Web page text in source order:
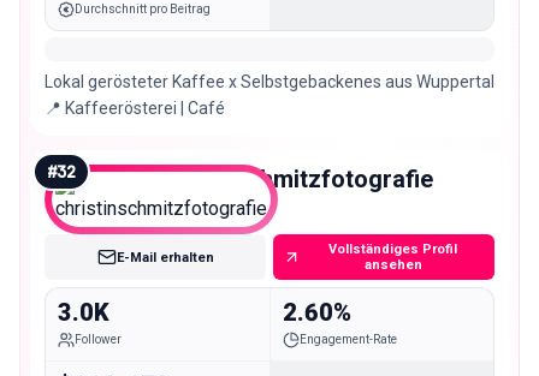
Durchschnitt pro Beitrag
Lokal gerösteter Kaffee x Selbstgebackenes aus Wuppertal
📍 Kaffeerösterei | Café
#32 christinschmitzfotografie
Nano
E-Mail erhalten
Vollständiges Profil
ansehen
3.0K
Follower
2.60%
Engagement-Rate